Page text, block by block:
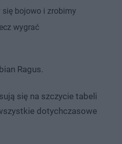
bojowo i zrobimy
wygrać
Ragus.
się na szczycie tabeli
dotychczasowe